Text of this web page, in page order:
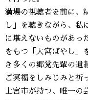
満場の視聴者を前に、
し」を聴きながら、私
に堪えないものがあっ
をもつ「大宮ばやし」
き多くの郷党先輩の遺
ご冥福をしみじみと祈
士宮市が持つ、唯一の